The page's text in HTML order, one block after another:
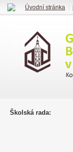
Školská rada:
Úvodní stránka